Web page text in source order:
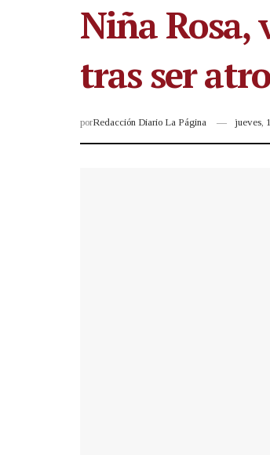
Niña Rosa,
tras ser
porRedacción Diario La Página jueves,